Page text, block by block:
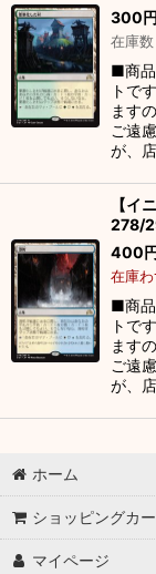
300円
在庫
■商品
トで
ます
ご遠
が、
【イ
278/
400
在庫
■商品
トで
ます
ご遠
が、
ホーム
ショッピングカ
マイページ